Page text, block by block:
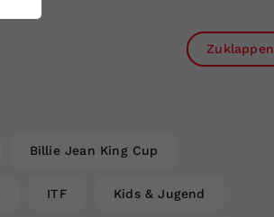
Zuklappen
Billie Jean King Cup
ITF Kids & Jugend